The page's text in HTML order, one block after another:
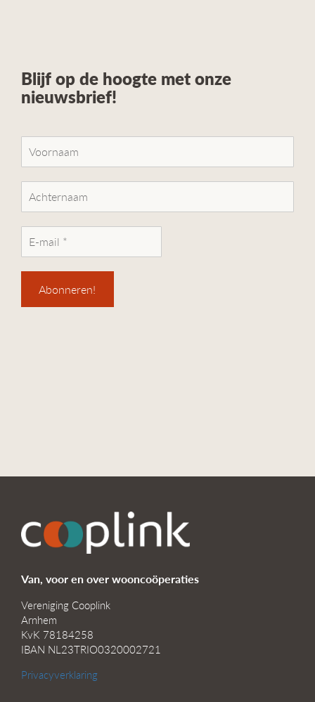
Blijf op de hoogte met onze
nieuwsbrief!
Van, voor en over wooncoöperaties
Vereniging Cooplink
Arnhem
KvK 78184258
IBAN NL23TRIO0320002721
Privacyverklaring